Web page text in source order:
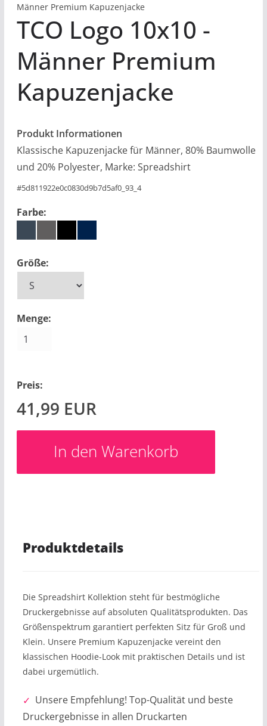
Männer Premium Kapuzenjacke
TCO Logo 10x10
Männer Premium
Kapuzenjacke
Produkt Informationen
Klassische Kapuzenjacke für Männer, 80% Baumwolle
und 20% Polyester, Marke: Spreadshirt
#5d811922e0c0830d9b7d5af0_93_4
Farbe:
Größe:
Menge:
Preis:
41,99 EUR
Produktdetails
Die Spreadshirt Kollektion steht für bestmögliche
Druckergebnisse auf absoluten Qualitätsprodukten. Das
Größenspektrum garantiert perfekten Sitz für Groß und
Klein. Unsere Premium Kapuzenjacke vereint den
klassischen Hoodie-Look mit praktischen Details und ist
dabei urgemütlich.
Unsere Empfehlung! Top-Qualität und beste
Druckergebnisse in allen Druckarten